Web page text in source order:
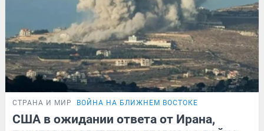
СТРАНА И МИР ВОЙНА НА БЛИЖНЕМ ВОСТОКЕ
США в ожидании ответа от Ирана,